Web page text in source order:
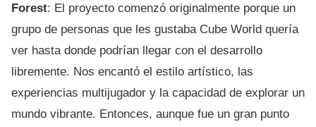
Forest: El proyecto comenzó originalmente porque un
grupo de personas que les gustaba Cube World quería
ver hasta donde podrían llegar con el desarrollo
libremente. Nos encantó el estilo artístico, las
experiencias multijugador y la capacidad de explorar un
mundo vibrante. Entonces, aunque fue un gran punto